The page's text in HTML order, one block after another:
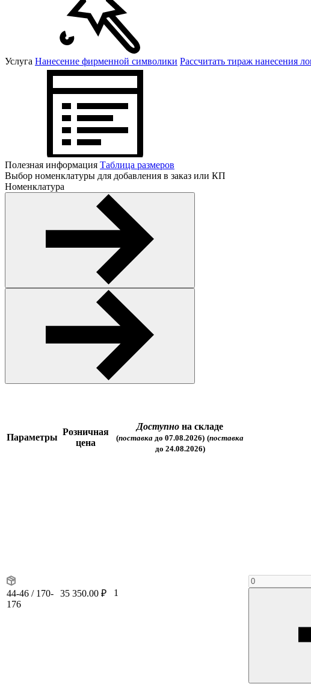
Услуга Нанесение фирменной символики Рассчитать тираж нанесения
Полезная информация Таблица размеров
Выбор номенклатуры для добавления в заказ или КП
Номенклатура
Параметры
Розничная
цена
Доступно на складе
(поставка до 07.08.2026) (поставка
до 24.08.2026)
44-46 / 170-
176
35 350.00 ₽ 1